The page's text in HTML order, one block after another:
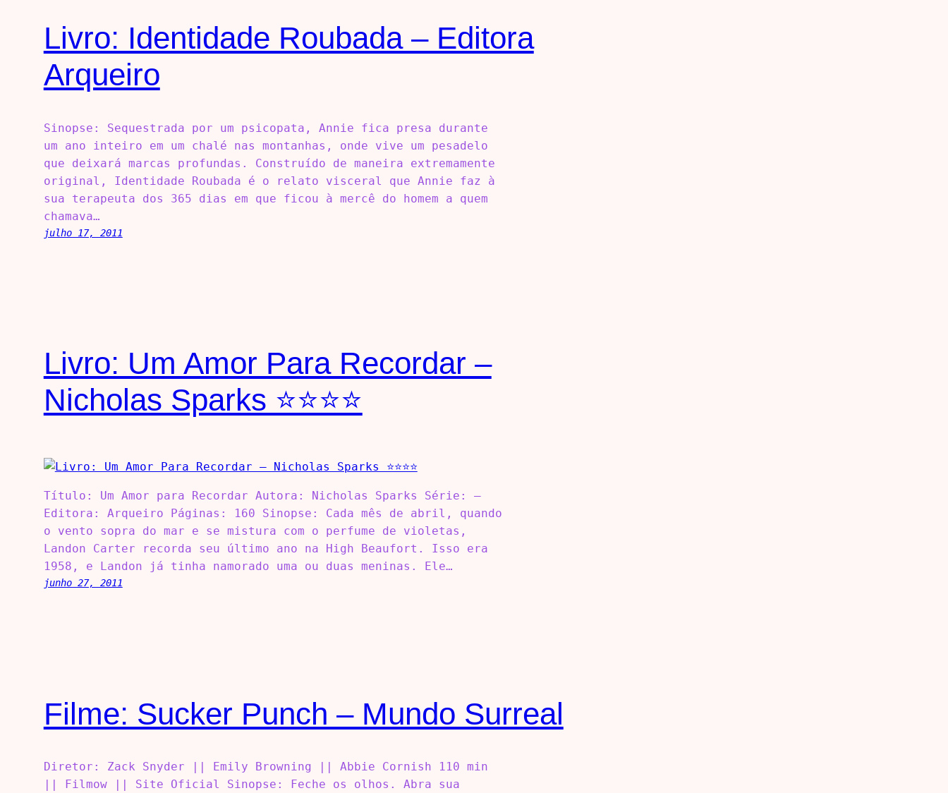
Livro: Identidade Roubada – Editora
Arqueiro
Sinopse: Sequestrada por um psicopata, Annie fica presa durante
um ano inteiro em um chalé nas montanhas, onde vive um pesadelo
que deixará marcas profundas. Construído de maneira extremamente
original, Identidade Roubada é o relato visceral que Annie faz à
sua terapeuta dos 365 dias em que ficou à mercê do homem a quem
chamava…
julho 17, 2011
Livro: Um Amor Para Recordar –
Nicholas Sparks ⭐⭐⭐⭐
Título: Um Amor para Recordar Autora: Nicholas Sparks Série: –
Editora: Arqueiro Páginas: 160 Sinopse: Cada mês de abril, quando
o vento sopra do mar e se mistura com o perfume de violetas,
Landon Carter recorda seu último ano na High Beaufort. Isso era
1958, e Landon já tinha namorado uma ou duas meninas. Ele…
junho 27, 2011
Filme: Sucker Punch – Mundo Surreal
Diretor: Zack Snyder || Emily Browning || Abbie Cornish 110 min
|| Filmow || Site Oficial Sinopse: Feche os olhos. Abra sua